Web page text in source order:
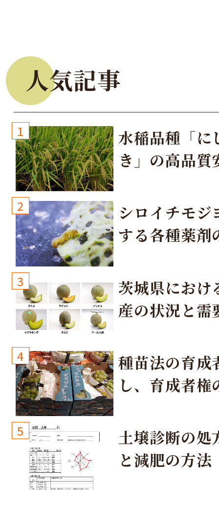
人気記事
1
水稲品種「に
き」の高品質
2
シロイチモジ
する各種薬剤
3
茨城県におけ
産の状況と需
4
種苗法の育成
し、育成者権
しょう！
5
土壌診断の処
と減肥の方法